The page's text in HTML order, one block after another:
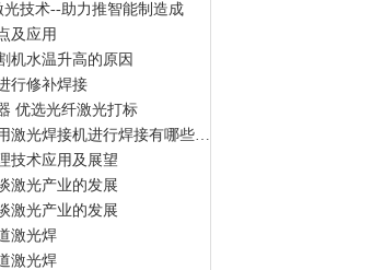
光技术--助力推智能制造成
及应用
机水温升高的原因
行修补焊接
优选光纤激光打标
光焊接机进行焊接有哪些优势
技术应用及展望
激光产业的发展
激光产业的发展
激光焊
激光焊